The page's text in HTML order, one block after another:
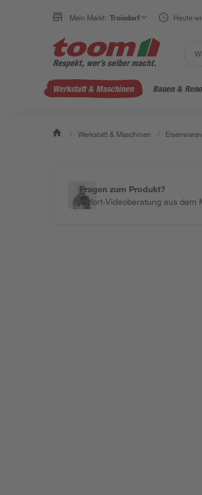
Mein Markt: Troisdorf Heute
Werkstatt & Maschinen Bauen &
/ Werkstatt & Maschinen /
Fragen zum Produkt?
Sofort-Videoberatung aus dem